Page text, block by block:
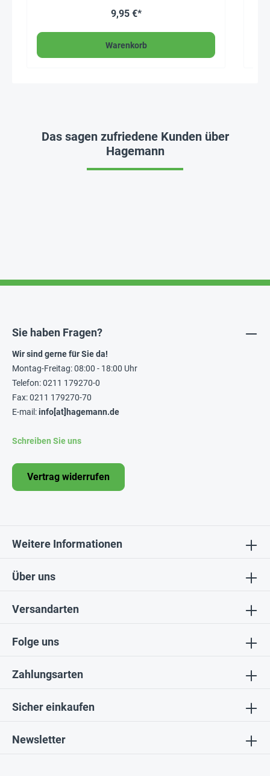
9,95 €*
Warenkorb
Das sagen zufriedene Kunden über
Hagemann
Folge uns
Sicher einkaufen
Über uns
Newsletter
Sie haben Fragen?
Wir sind gerne für Sie da!
Montag-Freitag: 08:00 - 18:00 Uhr
Telefon: 0211 179270-0
Fax: 0211 179270-70
E-mail:info[at]hagemann.de
Schreiben Sie uns
Vertrag widerrufen
Weitere Informationen
Zahlungsarten
Versandarten